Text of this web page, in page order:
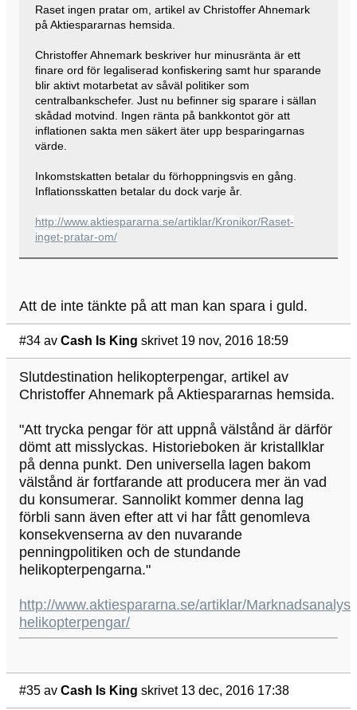
Raset ingen pratar om, artikel av Christoffer Ahnemark
på Aktiespararnas hemsida.
Christoffer Ahnemark beskriver hur minusränta är ett
finare ord för legaliserad konfiskering samt hur sparande
blir aktivt motarbetat av såväl politiker som
centralbankschefer. Just nu befinner sig sparare i sällan
skådad motvind. Ingen ränta på bankkontot gör att
inflationen sakta men säkert äter upp besparingarnas
värde.
Inkomstskatten betalar du förhoppningsvis en gång.
Inflationsskatten betalar du dock varje år.
http://www.aktiespararna.se/artiklar/Kronikor/Raset-
inget-pratar-om/
Att de inte tänkte på att man kan spara i guld.
#34 av Cash Is King skrivet 19 nov, 2016 18:59
Slutdestination helikopterpengar, artikel av
Christoffer Ahnemark på Aktiespararnas hemsida.
"Att trycka pengar för att uppnå välstånd är därför
dömt att misslyckas. Historieboken är kristallklar
på denna punkt. Den universella lagen bakom
välstånd är fortfarande att producera mer än vad
du konsumerar. Sannolikt kommer denna lag
förbli sann även efter att vi har fått genomleva
konsekvenserna av den nuvarande
penningpolitiken och de stundande
helikopterpengarna."
http://www.aktiespararna.se/artiklar/
helikopterpengar/
#35 av Cash Is King skrivet 13 dec, 2016 17:38